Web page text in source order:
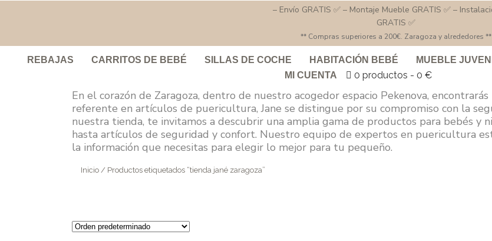
– Envío GRATIS ✅ – Montaje Mueble GRATIS ✅ –
GRATIS ✅
** Compras superiores a 200€. Zaragoza y alrededores **
REBAJAS CARRITOS DE BEBÉ SILLAS DE COCHE HABITACIÓN BEBÉ MUEBLE
MI CUENTA
0 productos 0 €
En el corazón de Zaragoza, dentro de nuestro acogedor espacio Pekenova,
referente en artículos de puericultura, Jane se distingue por su compromiso con la
nuestra tienda, te invitamos a descubrir una amplia gama de productos para bebés y
hasta artículos de seguridad y confort. Nuestro equipo de expertos en puericultura
la información que necesitas para elegir lo mejor para tu pequeño.
Inicio / Productos etiquetados “tienda jané zaragoza”